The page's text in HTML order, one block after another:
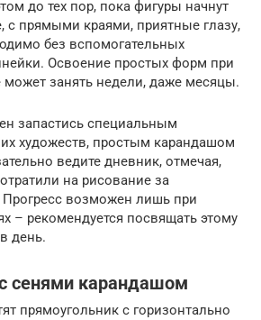
до тех пор, пока фигуры начнут
с прямыми краями, приятные глазу,
без вспомогательных
Освоение простых форм при
может занять недели, даже месяцы.
запастись специальным
художеств, простым карандашом
ведите дневник, отмечая,
на рисование за
возможен лишь при
– рекомендуется посвящать этому
день.
сенями карандашом
прямоугольник с горизонтально